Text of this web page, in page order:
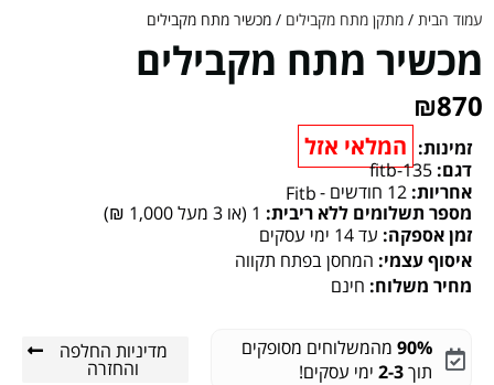
עמוד הבית / מתקן מתח מקבילים / מכשיר מתח מקבילים
מכשיר מתח מקבילים
₪870
זמינות: המלאי אזל
דגם: fitb-135
אחריות: 12 חודשים -
Fitb
מספר תשלומים ללא ריבית: 1 (או 3 מעל 1,000 ₪)
זמן אספקה: עד 14 ימי עסקים
איסוף עצמי: המחסן בפתח תקווה
מחיר משלוח: חינם
90% מהמשלוחים מסופקים
תוך2-3 ימי עסקים!
מדיניות החלפה
והחזרה